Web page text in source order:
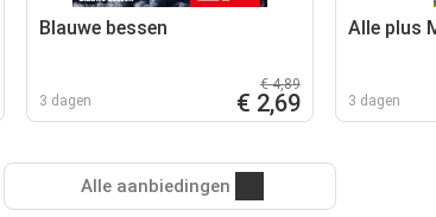
Blauwe bessen
3 dagen
€ 4,89
€ 2,69
Alle plus
3 dagen
Alle aanbiedingen